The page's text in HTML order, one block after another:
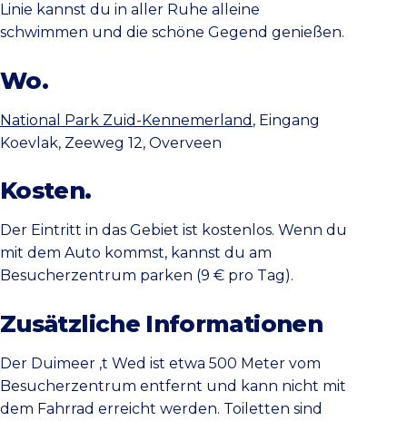
Linie kannst du in aller Ruhe alleine
schwimmen und die schöne Gegend genießen.
Wo.
National Park Zuid-Kennemerland , Eingang
Koevlak, Zeeweg 12, Overveen
Kosten.
Der Eintritt in das Gebiet ist kostenlos. Wenn du
mit dem Auto kommst, kannst du am
Besucherzentrum parken (9 € pro Tag).
Zusätzliche Informationen
Der Duimeer ‚t Wed ist etwa 500 Meter vom
Besucherzentrum entfernt und kann nicht mit
dem Fahrrad erreicht werden. Toiletten sind